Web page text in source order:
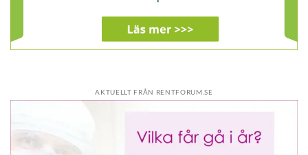
AKTUELLT FRÅN RENTFORUM.SE